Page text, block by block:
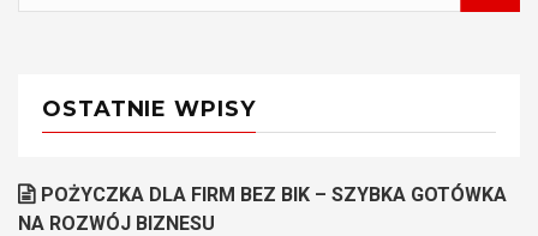
OSTATNIE WPISY
POŻYCZKA DLA FIRM BEZ BIK – SZYBKA GOTÓWKA
NA ROZWÓJ BIZNESU